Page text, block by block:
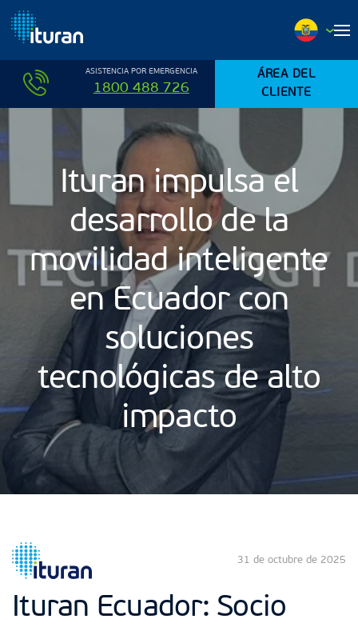
Ir al contenido principal
ASISTENCIA POR EMERGENCIA
1800 488 726
ÁREA DEL
CLIENTE
Ituran impulsa el
desarrollo de la
movilidad inteligente
en Ecuador con
soluciones
tecnológicas de alto
impacto
31 de octubre de 2025
Ituran Ecuador: Socio